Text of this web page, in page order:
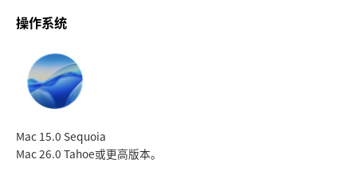
操作系统
Mac 15.0 Sequoia
Mac 26.0 Tahoe或更高版本。